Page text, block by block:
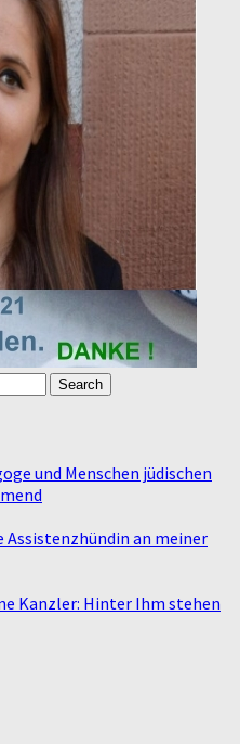
und Menschen jüdischen
Assistenzhündin an meiner
Kanzler: Hinter Ihm stehen